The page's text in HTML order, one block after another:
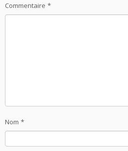
Commentaire *
Nom *